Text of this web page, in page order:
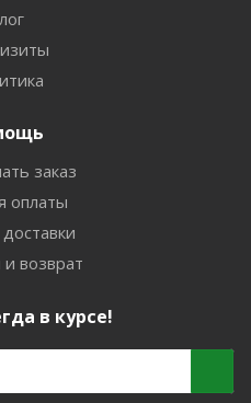
заказ
оплаты
и возврат
в курсе!